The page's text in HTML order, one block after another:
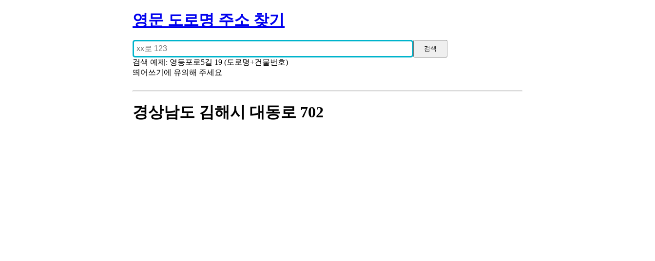
영문 도로명 주소 찾기
검색 예제: 영등포로5길 19 (도로명+건물번호)
띄어쓰기에 유의해 주세요
경상남도 김해시 대동로 702